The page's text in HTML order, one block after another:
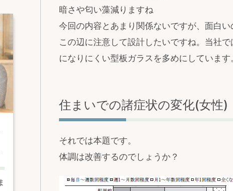
暗さや匂い藻減りますね
今回の内容とあまり関係ないですが、面白
この辺に注意して設計したいですね。当社
になりにくい型板ガラスを多めにしています
住まいでの諸症状の変化(女性)
それでは本題です。
体調は改善するのでしょうか？